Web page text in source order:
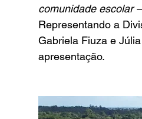
comunidade escolar
Representando a
Gabriela Fiuza e
apresentação.